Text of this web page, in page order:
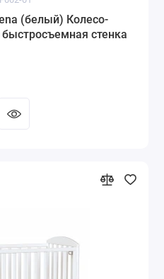
(белый) Колесо-
стенка